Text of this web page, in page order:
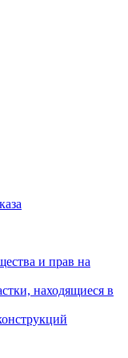
и прав на
находящиеся в